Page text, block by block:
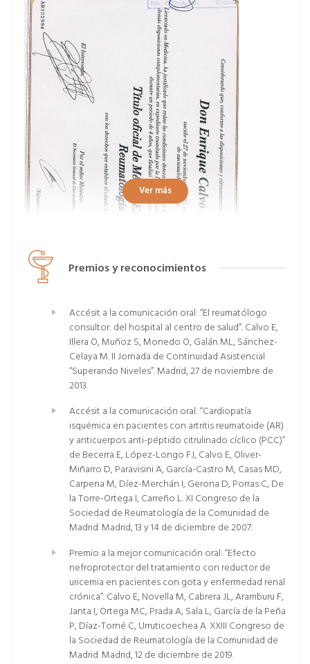
Ver más
Premios y reconocimientos
Accésit a la comunicación oral: “El reumatólogo
consultor: del hospital al centro de salud”. Calvo E,
Illera O, Muñoz S, Monedo O, Galán ML, Sánchez-
Celaya M. II Jornada de Continuidad Asistencial
“Superando Niveles”. Madrid, 27 de noviembre de
2013.
Accésit a la comunicación oral: “Cardiopatía
isquémica en pacientes con artritis reumatoide (AR)
y anticuerpos anti-péptido citrulinado cíclico (PCC)”
de Becerra E, López-Longo FJ, Calvo E, Oliver-
Miñarro D, Paravisini A, García-Castro M, Casas MD,
Carpena M, Díez-Merchán I, Gerona D, Porras C, De
la Torre-Ortega I, Carreño L. XI Congreso de la
Sociedad de Reumatología de la Comunidad de
Madrid. Madrid, 13 y 14 de diciembre de 2007.
Premio a la mejor comunicación oral: “Efecto
nefroprotector del tratamiento con reductor de
uricemia en pacientes con gota y enfermedad renal
crónica”. Calvo E, Novella M, Cabrera JL, Aramburu F,
Janta I, Ortega MC, Prada A, Sala L, García de la Peña
P, Díaz-Torné C, Urruticoechea A. XXIII Congreso de
la Sociedad de Reumatología de la Comunidad de
Madrid. Madrid, 12 de diciembre de 2019.